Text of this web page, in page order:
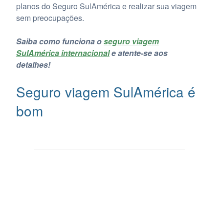
planos do Seguro SulAmérica e realizar sua viagem
sem preocupações.
Saiba como funciona oseguro viagem
SulAmérica internacionale atente-se aos
detalhes!
Seguro viagem SulAmérica é
bom